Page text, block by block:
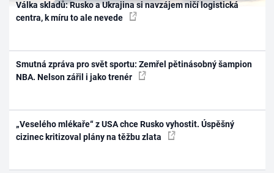
Válka skladů: Rusko a Ukrajina si navzájem ničí logistická
centra, k míru to ale nevede
Smutná zpráva pro svět sportu: Zemřel pětinásobný šampion
NBA. Nelson zářil i jako trenér
„Veselého mlékaře“ z USA chce Rusko vyhostit. Úspěšný
cizinec kritizoval plány na těžbu zlata